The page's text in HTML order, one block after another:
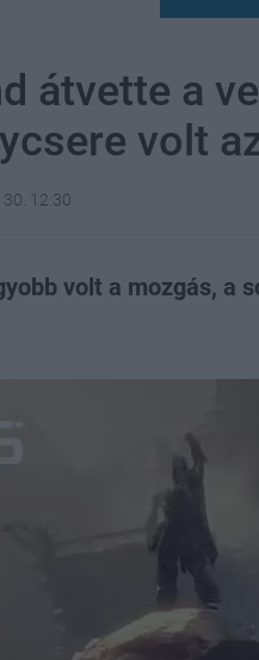
átvette a
volt
12:30
volt a mozgás, a